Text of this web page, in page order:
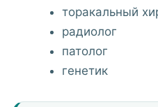
торакальный
радиолог
патолог
генетик